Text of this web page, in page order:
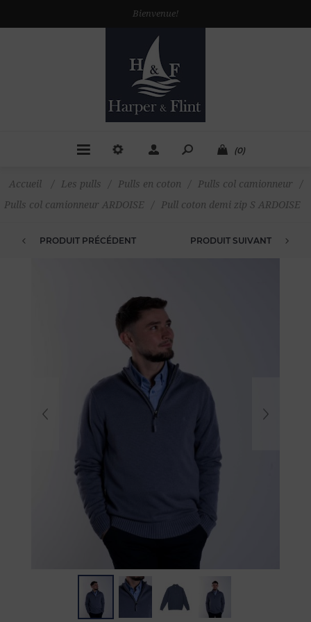
Bienvenue!
(0)
Accueil / Les pulls / Pulls en coton / Pulls col camionneur
/
Pulls col camionneur ARDOISE
/ Pull coton demi zip S ARDOISE
PRODUIT PRÉCÉDENT PRODUIT SUIVANT